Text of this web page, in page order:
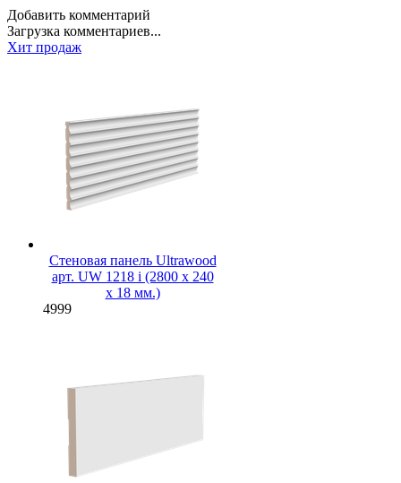
Добавить комментарий
Загрузка комментариев...
Хит продаж
Стеновая панель Ultrawood
арт. UW 1218 i (2800 х 240
х 18 мм.)
4999